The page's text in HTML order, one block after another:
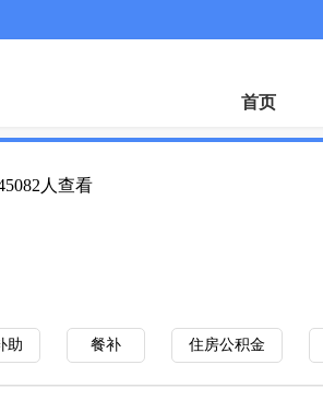
首页
人查看
助 餐补 住房公积金